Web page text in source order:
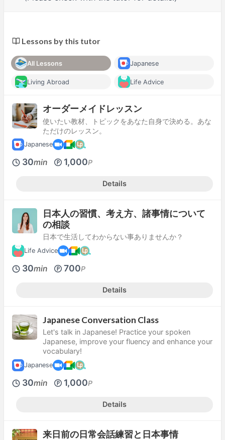
Lessons by this tutor
All Lessons Japanese
Living Abroad Life Advice
オーダーメイドレッスン
使いたい教材、トピックをあなた自身で決める。あな
ただけのレッスン。
Japanese
30min 1,000P
Details
日本人の習慣、考え方、諸事情について
の相談
日本で生活してわからない事ありませんか？
Life Advice
30min 700P
Details
Japanese Conversation Class
Let's talk in Japanese! Practice your spoken
Japanese, improve your fluency and enhance your
vocabulary!
Japanese
30min 1,000P
Details
来日前の日常会話練習と日本事情